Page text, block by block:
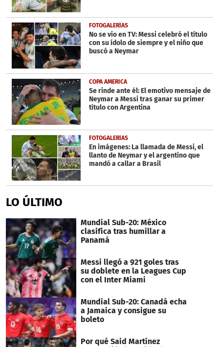
FOTOGALERÍAS
No se vio en TV: Messi celebró el título
con su ídolo de siempre y el niño que
buscó a Neymar
COPA AMERICA
Se rinde ante él: El emotivo mensaje de
Neymar a Messi tras ganar su primer
título con Argentina
FOTOGALERÍAS
En imágenes: La llamada de Messi, el
llanto de Neymar y el argentino que
mandó a callar a Brasil
LO ÚLTIMO
Mundial Sub-20: México
clasifica tras humillar a
Panamá
Messi llegó a 921 goles tras
su doblete en la Leagues Cup
con el Inter Miami
Mundial Sub-20: Canadá echa
a Jamaica y consigue su
boleto
Por qué Said Martínez